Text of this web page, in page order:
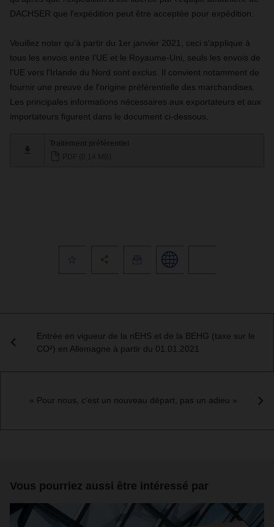
DACHSER que l'expédition peut être acceptée pour expédition.
Veuillez noter qu'à partir du 1er janvier 2021, ceci s'applique à
tous les envois entre l'UE et le Royaume-Uni, seuls les envois de
l'UE vers l'Irlande du Nord sont exclus. Il convient notamment de
fournir une preuve de l'origine préférentielle des marchandises.
Les principales informations nécessaires aux exportateurs et aux
importateurs figurent dans le document ci-dessous.
Entrée en vigueur de la nEHS et de la BEHG (taxe sur le
CO²) en Allemagne à partir du 01.01.2021
« Pour nous, c'est un nouveau départ, pas un adieu »
Vous pourriez aussi être intéressé par